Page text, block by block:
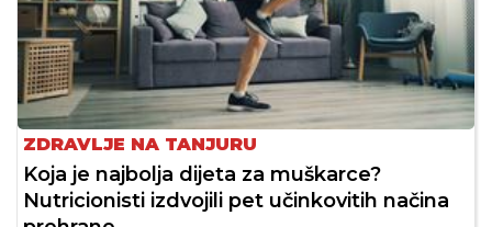
ZDRAVLJE NA TANJURU
Koja je najbolja dijeta za muškarce?
Nutricionisti izdvojili pet učinkovitih načina